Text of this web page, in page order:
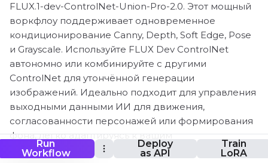
Run
Workflow
Deploy
as API
Train
LoRA
FLUX.1-dev-ControlNet-Union-Pro-2.0. Этот мощный
воркфлоу поддерживает одновременное
кондиционирование Canny, Depth, Soft Edge, Pose
и Grayscale. Используйте FLUX Dev ControlNet
автономно или комбинируйте с другими
ControlNet для утончённой генерации
изображений. Идеально подходит для управления
выходными данными ИИ для движения,
согласованности персонажей или формирования
фона, легко адаптируясь к вашим
мультимодальным потребностям управления.